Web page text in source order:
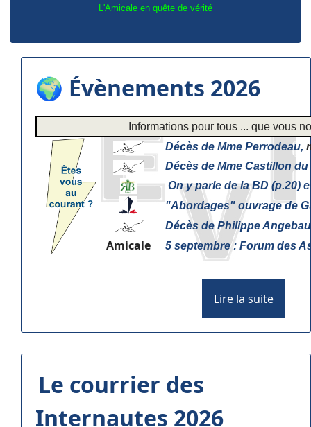
L'Amicale en quête de vérité
🌍 Évènements 2026
Informations pour tous ... que vous
Décès de Mme Perrodeau,
Décès de Mme Castillon du
On y parle de la BD (p.20)
"Abordages" ouvrage de
Décès de Philippe
Amicale 5 septembre : Forum des
Lire la suite
Le courrier des
Internautes 2026